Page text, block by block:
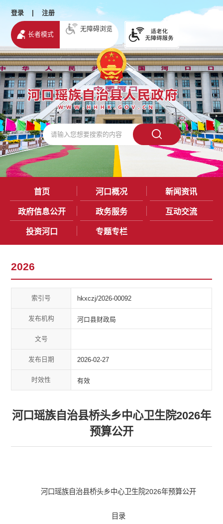
登录 | 注册
长者模式
无障碍浏览
首页 河口概况 新闻资讯
政府信息公开 政务服务 互动交流
投资河口 专题专栏
2026
索引号 hkxczj/2026-00092
发布机构 河口县财政局
文号
发布日期 2026-02-27
时效性 有效
河口瑶族自治县桥头乡中心卫生院2026年
预算公开
河口瑶族自治县桥头乡中心卫生院2026年预算公开
目录